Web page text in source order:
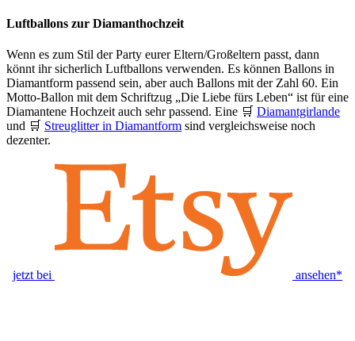
Luftballons zur Diamanthochzeit
Wenn es zum Stil der Party eurer Eltern/Großeltern passt, dann
könnt ihr sicherlich Luftballons verwenden. Es können Ballons in
Diamantform passend sein, aber auch Ballons mit der Zahl 60. Ein
Motto-Ballon mit dem Schriftzug „Die Liebe fürs Leben“ ist für eine
Diamantene Hochzeit auch sehr passend. Eine 🛒 Diamantgirlande
und 🛒 Streuglitter in Diamantform sind vergleichsweise noch
dezenter.
jetzt bei ansehen*